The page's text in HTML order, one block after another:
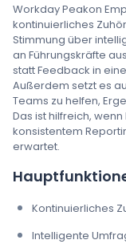
Workday Peakon
kontinuierliches
Stimmung über
an Führungskräfte
statt Feedback in
Außerdem setzt es
Teams zu helfen,
Das ist hilfreich,
konsistentem
erwartet.
Kontinuierliches
Intelligente